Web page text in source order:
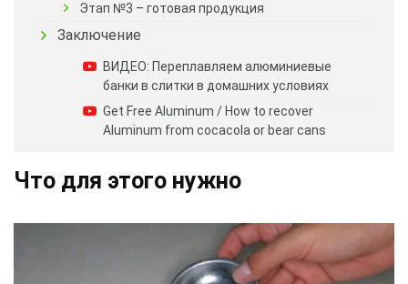
Этап №3 – готовая продукция
Заключение
ВИДЕО: Переплавляем алюминиевые
банки в слитки в домашних условиях
Get Free Aluminum / How to recover
Aluminum from cocacola or bear cans
Что для этого нужно